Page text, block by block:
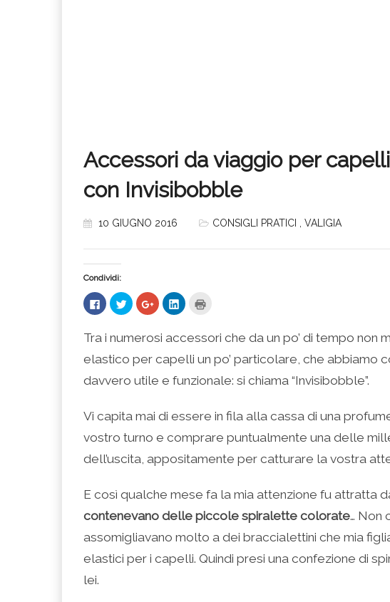
Accessori da viaggio per
con Invisibobble
10 GIUGNO 2016 CONSIGLI PRATICI VALIGIA
Condividi:
Fai
clic
su
Facebook
(Si
apre
una
nuova
Fai
clic
condividere
su
(Si
apre
in
una
Fai
clic
condividere
su
Google+
(Si
apre
in
una
Fai
clic
condividere
su
LinkedIn
(Si
in
una
stampare
(Si
in
una
nuova
finestra)
Tra i numerosi accessori che da un po’ di tempo non
elastico per capelli un po’ particolare, che abbiamo
davvero utile e funzionale: si chiama “Invisibobble”.
Vi capita mai di essere in fila alla cassa di una
vostro turno e comprare puntualmente una delle
dell’uscita, appositamente per catturare la vostra
E così qualche mese fa la mia attenzione fu attratta
contenevano delle piccole spiralette colorate… Non
assomigliavano molto a dei braccialettini che mia
elastici per i capelli. Quindi presi una confezione di
lei.